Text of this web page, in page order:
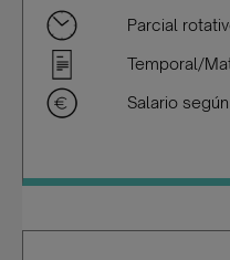
Parcial
Temporal/
Salario